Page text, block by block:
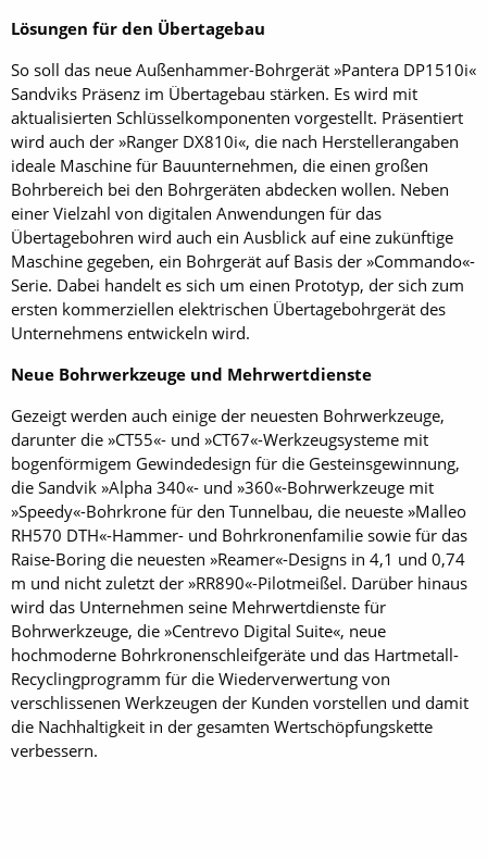
Lösungen für den Übertagebau
So soll das neue Außenhammer-Bohrgerät »Pantera DP1510i«
Sandviks Präsenz im Übertagebau stärken. Es wird mit
aktualisierten Schlüsselkomponenten vorgestellt. Präsentiert
wird auch der »Ranger DX810i«, die nach Herstellerangaben
ideale Maschine für Bauunternehmen, die einen großen
Bohrbereich bei den Bohrgeräten abdecken wollen. Neben
einer Vielzahl von digitalen Anwendungen für das
Übertagebohren wird auch ein Ausblick auf eine zukünftige
Maschine gegeben, ein Bohrgerät auf Basis der »Commando«-
Serie. Dabei handelt es sich um einen Prototyp, der sich zum
ersten kommerziellen elektrischen Übertagebohrgerät des
Unternehmens entwickeln wird.
Neue Bohrwerkzeuge und Mehrwertdienste
Gezeigt werden auch einige der neuesten Bohrwerkzeuge,
darunter die »CT55«- und »CT67«-Werkzeugsysteme mit
bogenförmigem Gewindedesign für die Gesteinsgewinnung,
die Sandvik »Alpha 340«- und »360«-Bohrwerkzeuge mit
»Speedy«-Bohrkrone für den Tunnelbau, die neueste »Malleo
RH570 DTH«-Hammer- und Bohrkronenfamilie sowie für das
Raise-Boring die neuesten »Reamer«-Designs in 4,1 und 0,74
m und nicht zuletzt der »RR890«-Pilotmeißel. Darüber hinaus
wird das Unternehmen seine Mehrwertdienste für
Bohrwerkzeuge, die »Centrevo Digital Suite«, neue
hochmoderne Bohrkronenschleifgeräte und das Hartmetall-
Recyclingprogramm für die Wiederverwertung von
verschlissenen Werkzeugen der Kunden vorstellen und damit
die Nachhaltigkeit in der gesamten Wertschöpfungskette
verbessern.